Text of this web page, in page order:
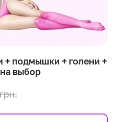
+ подмышки + голени +
выбор